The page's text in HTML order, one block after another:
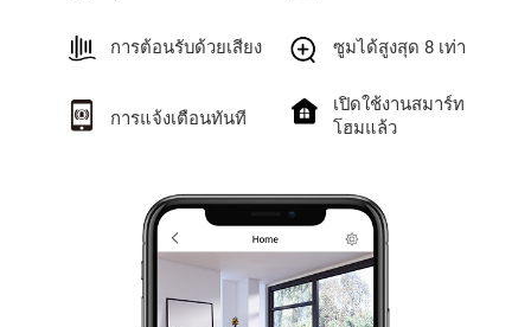
เปิดใช้งานสมาร์ท
โฮมแล้ว
การแจ้งเตือนทันที
ซูมได้สูงสุด 8 เท่า
การต้อนรับด้วยเสียง